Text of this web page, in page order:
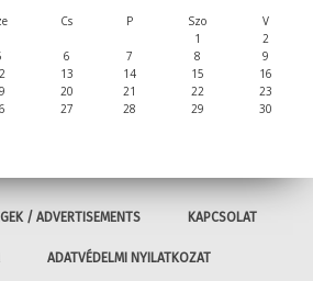
Cs P Szo
V
1
2
6 7 8
9
13 14 15
16
20 21 22
23
27 28 29
30
/ ADVERTISEMENTS KAPCSOLAT
ADATVÉDELMI NYILATKOZAT